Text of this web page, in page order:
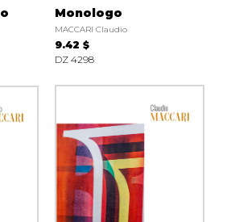
Monologo
MACCARI Claudio
9.42 $
DZ 4298